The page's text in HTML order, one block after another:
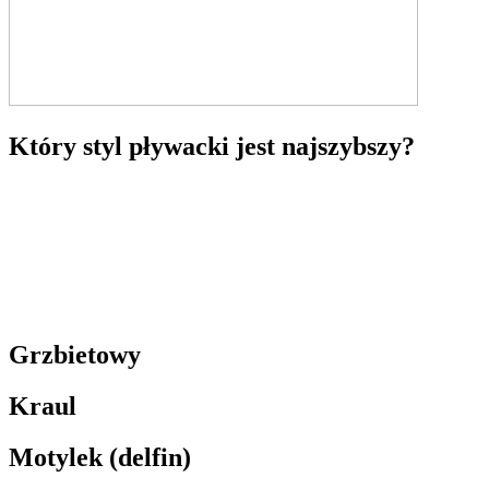
Który styl pływacki jest najszybszy?
Grzbietowy
Kraul
Motylek (delfin)